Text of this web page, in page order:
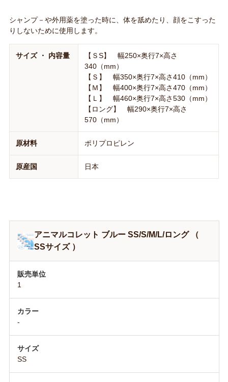
シャンプ－や外用薬を塗った時に、体を舐めたり、顔をこすった
りしないために使用します。
サイズ ・ 内容量
【ＳS】 幅250×奥行7×高さ
340（mm）
【Ｓ】 幅350×奥行7×高さ410（mm）
【Ｍ】 幅400×奥行7×高さ470（mm）
【Ｌ】 幅460×奥行7×高さ530（mm）
【ロング】 幅290×奥行7×高さ
570（mm）
原材料 ポリプロピレン
原産国 日本
アニマルコレット ブルー SS/S/M/L/ロング （
SSサイズ ）
1
-
SS